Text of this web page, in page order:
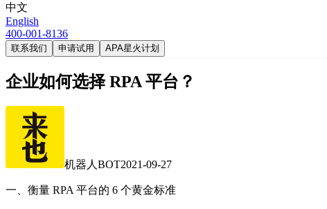
中文
English
400-001-8136
联系我们 申请试用 APA星火计划
企业如何选择 RPA 平台？
机器人BOT2021-09-27
一、衡量 RPA 平台的 6 个黄金标准